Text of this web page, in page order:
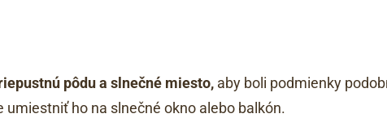
pôdu a slnečné miesto, aby boli podmienky
ho na slnečné okno alebo balkón.